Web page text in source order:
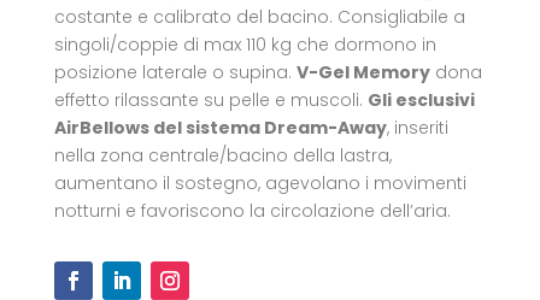
costante e calibrato del bacino. Consigliabile a
singoli/coppie di max 110 kg che dormono in
posizione laterale o supina. V-Gel Memorydona
effetto rilassante su pelle e muscoli. Gli esclusivi
AirBellows del sistema Dream-Away, inseriti
nella zona centrale/bacino della lastra,
aumentano il sostegno, agevolano i movimenti
notturni e favoriscono la circolazione dell’aria.